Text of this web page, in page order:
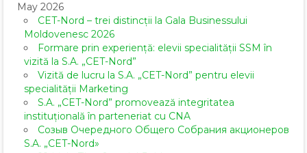
May 2026
CET-Nord – trei distincții la Gala Businessului
Moldovenesc 2026
Formare prin experiență: elevii specialității SSM în
vizită la S.A. „CET-Nord”
Vizită de lucru la S.A. „CET-Nord” pentru elevii
specialității Marketing
S.A. „CET-Nord” promovează integritatea
instituțională în parteneriat cu CNA
Созыв Очередного Общего Собрания акционеров
S.A. „CET-Nord»